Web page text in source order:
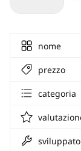
nome
prezzo
categoria